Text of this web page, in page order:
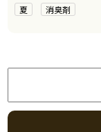
夏 消臭剤
検索